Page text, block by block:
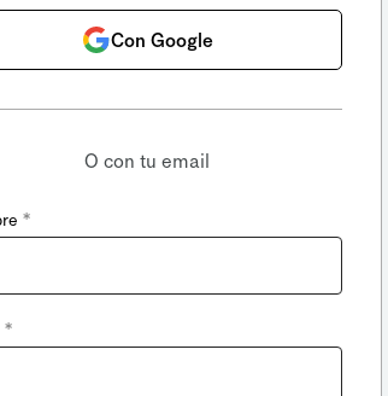
Con Google
O con tu email
*
*